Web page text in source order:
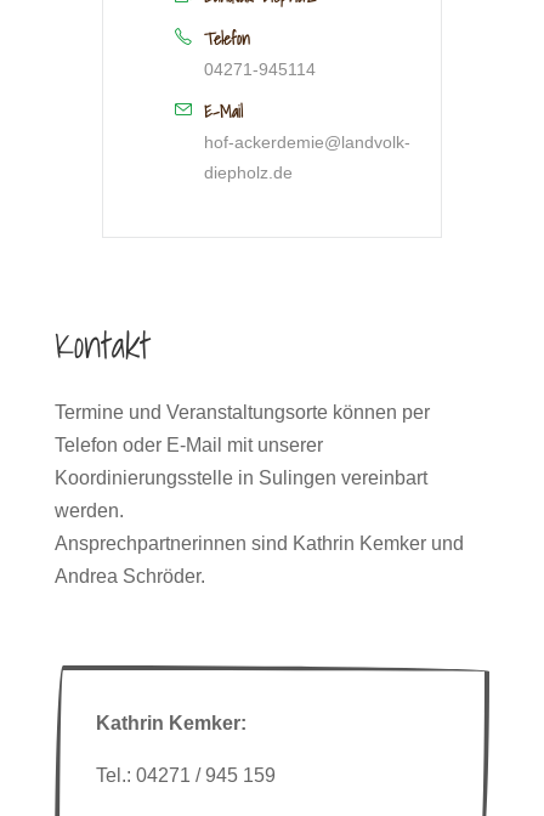
Telefon
04271-945114
E-Mail
hof-ackerdemie@landvolk-
diepholz.de
Kontakt
Termine und Veranstaltungsorte können per
Telefon oder E-Mail mit unserer
Koordinierungsstelle in Sulingen vereinbart
werden.
Ansprechpartnerinnen sind Kathrin Kemker und
Andrea Schröder.
Kathrin Kemker:
Tel.: 04271 / 945 159